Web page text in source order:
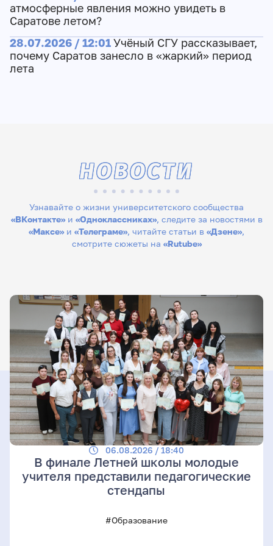
атмосферные явления можно увидеть в
Саратове летом?
28.07.2026 / 12:01Учёный СГУ рассказывает,
почему Саратов занесло в «жаркий» период
лета
Узнавайте о жизни университетского сообщества
«ВКонтакте»и «Одноклассниках», следите за новостями в
«Максе» и «Телеграме», читайте статьи в «Дзене»,
смотрите сюжеты на «Rutube»
НОВОСТИ
06.08.2026 / 18:40
В финале Летней школы молодые
учителя представили педагогические
стендапы
#Образование